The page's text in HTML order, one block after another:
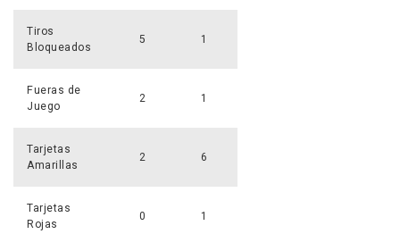
Tiros
Bloqueados
5 1
Fueras de
Juego
2 1
Tarjetas
Amarillas
2 6
Tarjetas
Rojas
0 1